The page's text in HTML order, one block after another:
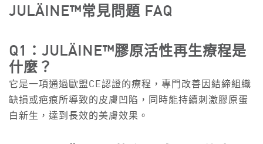
JULÄINE™常見問題 FAQ
Q1： JULÄINE™膠原活性再生療程是
什麼？
它是一項通過歐盟CE認證的療程，專門改善因結締組織
缺損或疤痕所導致的皮膚凹陷，同時能持續刺激膠原蛋
白新生，達到長效的美膚效果。